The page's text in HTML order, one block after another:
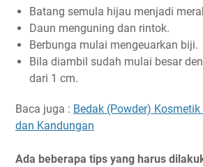
Batang semula hijau menjadi
Daun menguning dan rintok.
Berbunga mulai mengeuarkan biji.
Bila diambil sudah mulai besar
dari 1 cm.
Baca juga : Bedak (Powder)
dan Kandungan
Ada beberapa tips yang harus